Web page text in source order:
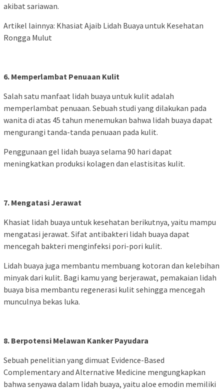
akibat sariawan.
Artikel lainnya: Khasiat Ajaib Lidah Buaya untuk Kesehatan
Rongga Mulut
6. Memperlambat Penuaan Kulit
Salah satu manfaat lidah buaya untuk kulit adalah
memperlambat penuaan. Sebuah studi yang dilakukan pada
wanita di atas 45 tahun menemukan bahwa lidah buaya dapat
mengurangi tanda-tanda penuaan pada kulit.
Penggunaan gel lidah buaya selama 90 hari dapat
meningkatkan produksi kolagen dan elastisitas kulit.
7. Mengatasi Jerawat
Khasiat lidah buaya untuk kesehatan berikutnya, yaitu mampu
mengatasi jerawat. Sifat antibakteri lidah buaya dapat
mencegah bakteri menginfeksi pori-pori kulit.
Lidah buaya juga membantu membuang kotoran dan kelebihan
minyak dari kulit. Bagi kamu yang berjerawat, pemakaian lidah
buaya bisa membantu regenerasi kulit sehingga mencegah
munculnya bekas luka.
8. Berpotensi Melawan Kanker Payudara
Sebuah penelitian yang dimuat Evidence-Based
Complementary and Alternative Medicine mengungkapkan
bahwa senyawa dalam lidah buaya, yaitu aloe emodin memiliki